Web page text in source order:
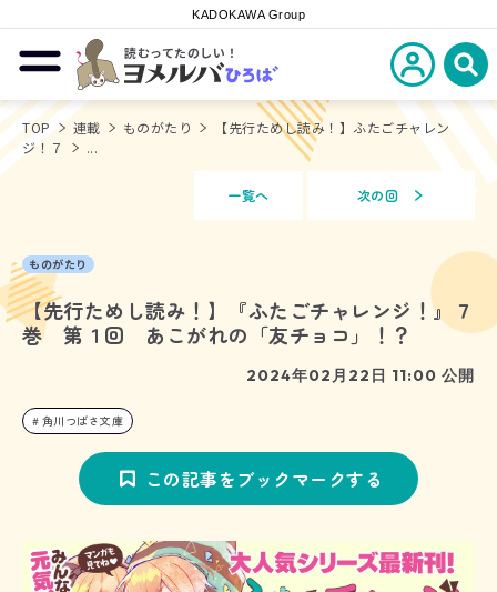
KADOKAWA Group
メニューを開閉する
読むってたのしい！
ヨメルバひろば
新規会員登
検
TOP 連載 ものがたり
【先行ためし読み！】ふたごチャレン
ジ！７
...
一覧へ 次の回
ものがたり
【先行ためし読み！】『ふたごチャレンジ！』７
巻 第１回 あこがれの「友チョコ」！？
2024年02月22日 11:00 公開
角川つばさ文庫
この記事をブックマークする